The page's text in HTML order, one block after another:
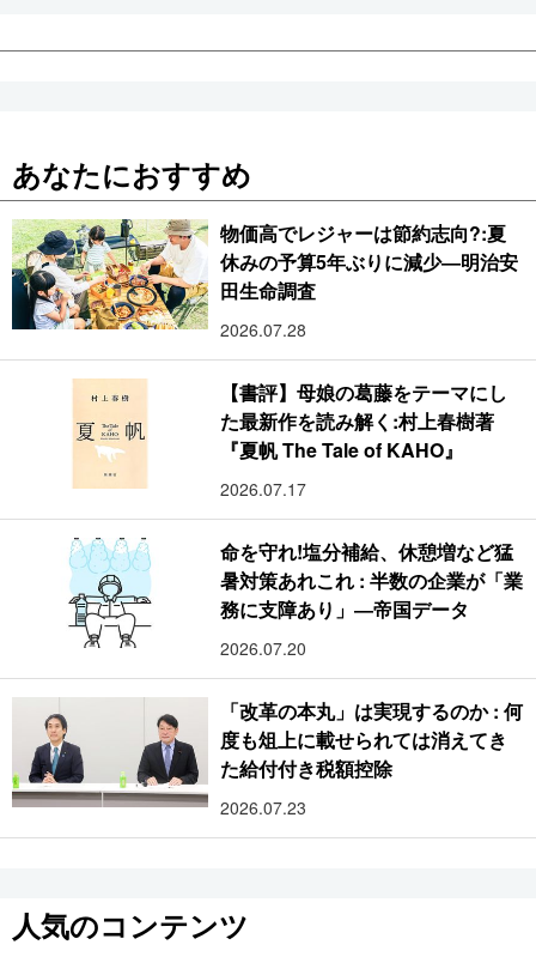
あなたにおすすめ
物価高でレジャーは節約志向?:夏
休みの予算5年ぶりに減少―明治安
田生命調査
2026.07.28
【書評】母娘の葛藤をテーマにし
た最新作を読み解く:村上春樹著
『夏帆 The Tale of KAHO』
2026.07.17
命を守れ!塩分補給、休憩増など猛
暑対策あれこれ : 半数の企業が「業
務に支障あり」―帝国データ
2026.07.20
「改革の本丸」は実現するのか : 何
度も俎上に載せられては消えてき
た給付付き税額控除
2026.07.23
人気のコンテンツ